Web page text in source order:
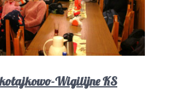
Wigilijne KS